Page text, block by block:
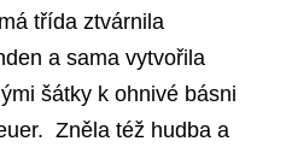
třída ztvárnila
a sama vytvořila
šátky k ohnivé básni
Zněla též hudba a